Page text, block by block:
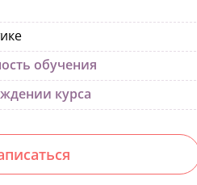
обучения
курса